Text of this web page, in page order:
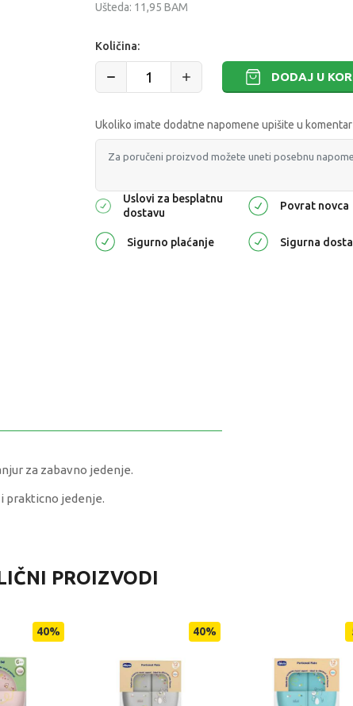
Ušteda: 11,95 BAM
Količina:
DODAJ U
Ukoliko imate dodatne napomene upišite u
Uslovi za besplatnu
dostavu
Povrat novca
Sigurno plaćanje Sigurna
za zabavno jedenje.
i prakticno jedenje.
PROIZVODI
40% 40%